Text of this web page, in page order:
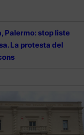
Palermo: stop liste
La protesta del